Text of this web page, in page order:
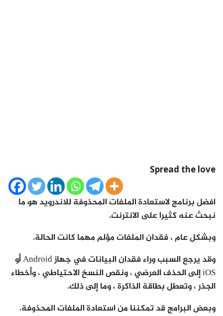
Spread the love
افضل برنامج لاستعادة الملفات المحذوفة للاندرويد هو ما
نبحث عنه كثيرا على الانترنت.
وبشكل عام ، فقدان الملفات مؤلم مهما كانت الحالة.
وقد يرجع السبب وراء فقدان البيانات في جهاز Android أو
iOS إلى الحذف العرضي ، ونقص النسخ الاحتياطي ، وأخطاء
الجذر ، وتعطل بطاقة الذاكرة ، وما إلى ذلك.
وبعض البرامج قد تمكننا من استعادة الملفات المحذوفة.